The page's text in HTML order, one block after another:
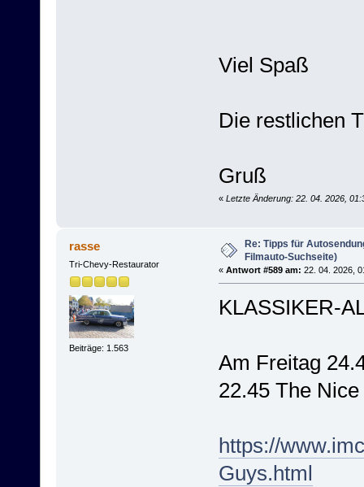
Viel Spaß
Die restlichen
Gruß
« Letzte Änderung: 22. 04. 2026,
rasse
Tri-Chevy-Restaurator
Beiträge: 1.563
Re: Tipps für
Filmauto-Suchseite)
« Antwort #589 am: 22. 04. 2026,
KLASSIKER-
Am Freitag
22.45 The
https://
Guys.html